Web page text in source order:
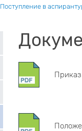
Поступление в